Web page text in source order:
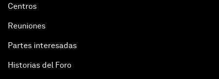
Centros
Reuniones
Partes interesadas
Historias del Foro